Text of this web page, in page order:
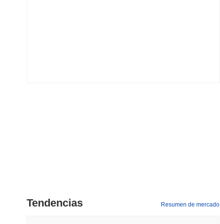
Tendencias Resumen de mercado